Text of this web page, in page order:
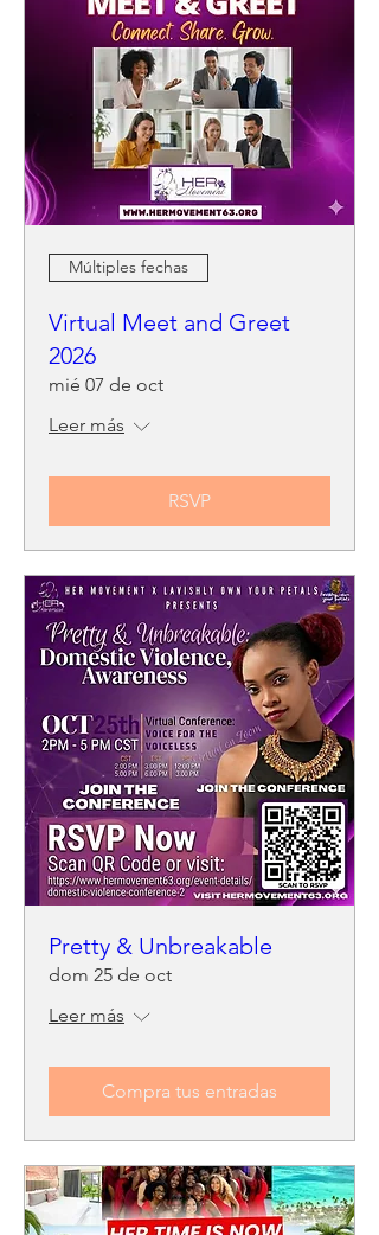
Múltiples fechas
Virtual Meet and Greet
2026
mié 07 de oct
Leer más
RSVP
Pretty & Unbreakable
dom 25 de oct
Leer más
Compra tus entradas